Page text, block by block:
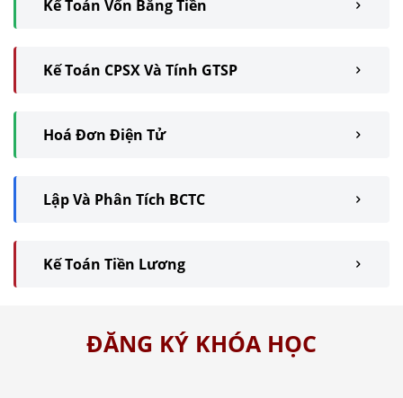
Kế Toán Vốn Bằng Tiền
Kế Toán CPSX Và Tính GTSP
Hoá Đơn Điện Tử
Lập Và Phân Tích BCTC
Kế Toán Tiền Lương
ĐĂNG KÝ KHÓA HỌC